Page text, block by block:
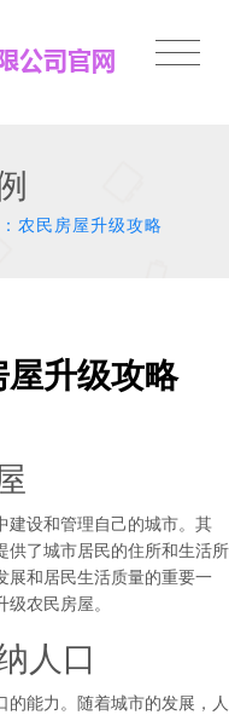
农民房屋升级攻略
升级攻略
建设和管理自己的城市。其
供了城市居民的住所和生活所
展和居民生活质量的重要一
农民房屋。
人口
能力。随着城市的发展，人